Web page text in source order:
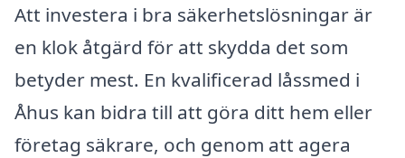
Att investera i bra säkerhetslösningar är
en klok åtgärd för att skydda det som
betyder mest. En kvalificerad låssmed i
Åhus kan bidra till att göra ditt hem eller
företag säkrare, och genom att agera